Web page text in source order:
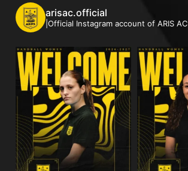
arisac.official
|Official Instagram account of ARIS AC|